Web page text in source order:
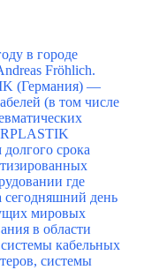
в городе
Fröhlich.
(Германия) —
(в том числе
срока
где
сегодняшний день
мировых
в области
кабельных
системы